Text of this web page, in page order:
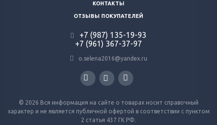
КОНТАКТЫ
ОТЗЫВЫ ПОКУПАТЕЛЕЙ
+7 (987) 135-19-93
+7 (961) 367-37-97
o.selena2016@yandex.ru
© 2026 Вся информация на сайте о товарах носит справочный
характер и не является публичной офертой в соответствии с пунктом
2 статья 437 ГК РФ.